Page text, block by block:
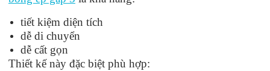
tiết kiệm diện tích
dễ di chuyển
dễ cất gọn
Thiết kế này đặc biệt phù hợp: